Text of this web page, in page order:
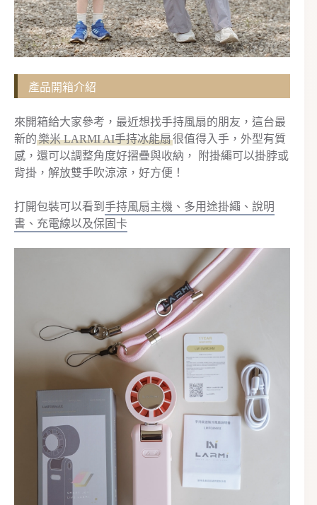
產品開箱介紹
來開箱給大家參考，最近想找手持風扇的朋友，這台最
新的樂米 LARMI AI手持冰能扇很值得入手，外型有質
感，還可以調整角度好摺疊與收納， 附掛繩可以掛脖或
背掛，解放雙手吹涼涼，好方便！
打開包裝可以看到 手持風扇主機、多用途掛繩、說明
書、充電線以及保固卡